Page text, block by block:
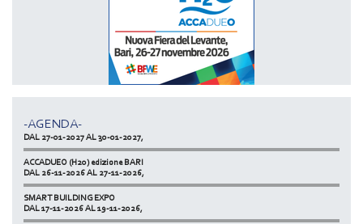
-AGENDA-
DAL 07-03-2028 AL 10-03-2028,
ACCADUEO (H20) edizione BOLOGNA
DAL 11-10-2027 AL 13-10-2027,
KLIMAHOUSE
DAL 27-01-2027 AL 30-01-2027,
ACCADUEO (H20) edizione BARI
DAL 26-11-2026 AL 27-11-2026,
SMART BUILDING EXPO
DAL 17-11-2026 AL 19-11-2026,